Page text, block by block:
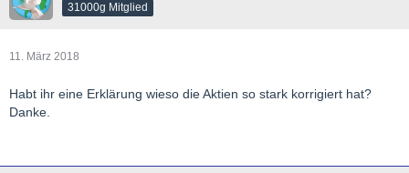
31000g Mitglied
11. März 2018
Habt ihr eine Erklärung wieso die Aktien so stark korrigiert hat?
Danke.